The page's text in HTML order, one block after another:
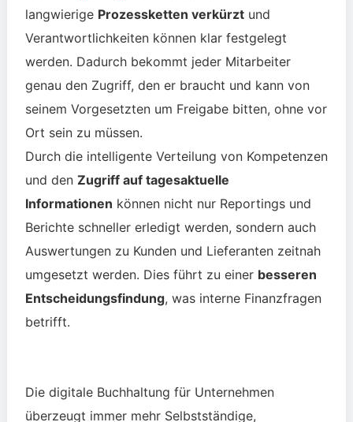
langwierige Prozessketten verkürztund
Verantwortlichkeiten können klar festgelegt
werden. Dadurch bekommt jeder Mitarbeiter
genau den Zugriff, den er braucht und kann von
seinem Vorgesetzten um Freigabe bitten, ohne vor
Ort sein zu müssen.
Durch die intelligente Verteilung von Kompetenzen
und den Zugriff auf tagesaktuelle
Informationen können nicht nur Reportingsund
Berichte schneller erledigt werden, sondern auch
Auswertungen zu Kunden und Lieferanten zeitnah
umgesetzt werden. Dies führt zu einer besseren
Entscheidungsfindung, was interne Finanzfragen
betrifft.
Die digitale Buchhaltung für Unternehmen
überzeugt immer mehr Selbstständige,